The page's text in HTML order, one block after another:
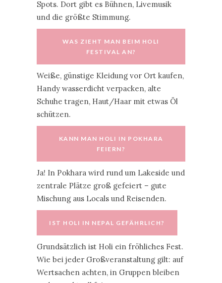
Spots. Dort gibt es Bühnen, Livemusik
und die größte Stimmung.
WAS ZIEHT MAN BEIM HOLI
FESTIVAL AN?
Weiße, günstige Kleidung vor Ort kaufen,
Handy wasserdicht verpacken, alte
Schuhe tragen, Haut/Haar mit etwas Öl
schützen.
KANN MAN HOLI IN POKHARA
FEIERN?
Ja! In Pokhara wird rund um Lakeside und
zentrale Plätze groß gefeiert – gute
Mischung aus Locals und Reisenden.
IST HOLI IN NEPAL GEFÄHRLICH?
Grundsätzlich ist Holi ein fröhliches Fest.
Wie bei jeder Großveranstaltung gilt: auf
Wertsachen achten, in Gruppen bleiben